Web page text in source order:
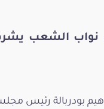
الشعب
بودربالة رئيس